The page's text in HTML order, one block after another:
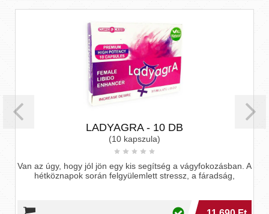
LADYAGRA - 10 DB
(10 kapszula)
Van az úgy, hogy jól jön egy kis segítség a vágyfokozásban. A
hétköznapok során felgyülemlett stressz, a fáradság,